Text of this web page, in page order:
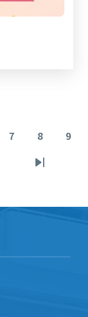
页
7
页
面
8
页
9
末